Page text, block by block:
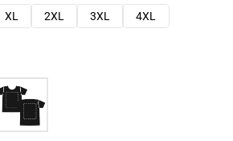
XL 2XL 3XL
4XL